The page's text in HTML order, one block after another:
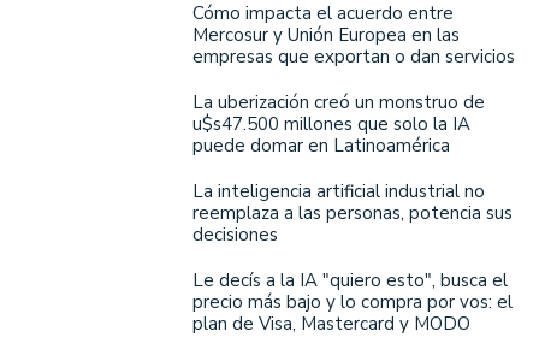
Cómo impacta el acuerdo entre
Mercosur y Unión Europea en las
empresas que exportan o dan servicios
La uberización creó un monstruo de
u$s47.500 millones que solo la IA
puede domar en Latinoamérica
La inteligencia artificial industrial no
reemplaza a las personas, potencia sus
decisiones
Le decís a la IA "quiero esto", busca el
precio más bajo y lo compra por vos: el
plan de Visa, Mastercard y MODO